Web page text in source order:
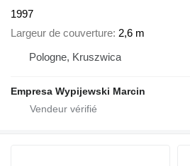
1997
Largeur de couverture 2,6 m
Pologne, Kruszwica
Empresa Wypijewski Marcin